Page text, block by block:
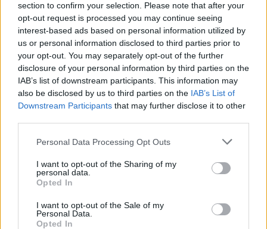
section to confirm your selection. Please note that after your
opt-out request is processed you may continue seeing
interest-based ads based on personal information utilized by
us or personal information disclosed to third parties prior to
your opt-out. You may separately opt-out of the further
disclosure of your personal information by third parties on the
IAB’s list of downstream participants. This information may
also be disclosed by us to third parties on the IAB’s List of
Downstream Participants that may further disclose it to other
Personal Data Processing Opt Outs
I want to opt-out of the Sharing of my
personal data.
Opted In
I want to opt-out of the Sale of my
Personal Data.
Opted In
Afficher la carte